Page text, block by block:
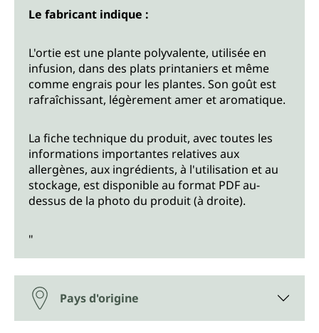
Le fabricant indique :
L'ortie est une plante polyvalente, utilisée en
infusion, dans des plats printaniers et même
comme engrais pour les plantes. Son goût est
rafraîchissant, légèrement amer et aromatique.
La fiche technique du produit, avec toutes les
informations importantes relatives aux
allergènes, aux ingrédients, à l'utilisation et au
stockage, est disponible au format PDF au-
dessus de la photo du produit (à droite).
"
Pays d'origine